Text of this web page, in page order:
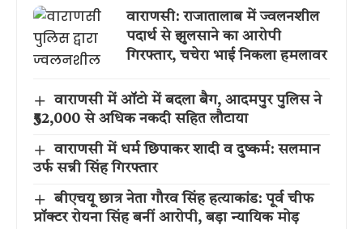
वाराणसी: राजातालाब में ज्वलनशील
पदार्थ से झुलसाने का आरोपी
गिरफ्तार, चचेरा भाई निकला हमलावर
वाराणसी में ऑटो में बदला बैग, आदमपुर पुलिस ने
₹52,000 से अधिक नकदी सहित लौटाया
वाराणसी में धर्म छिपाकर शादी व दुष्कर्म: सलमान
उर्फ सन्नी सिंह गिरफ्तार
बीएचयू छात्र नेता गौरव सिंह हत्याकांड: पूर्व चीफ
प्रॉक्टर रोयना सिंह बनीं आरोपी, बड़ा न्यायिक मोड़